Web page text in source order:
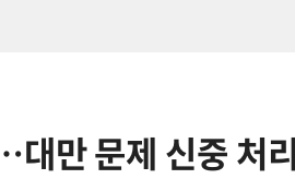
만 문제 신중 처